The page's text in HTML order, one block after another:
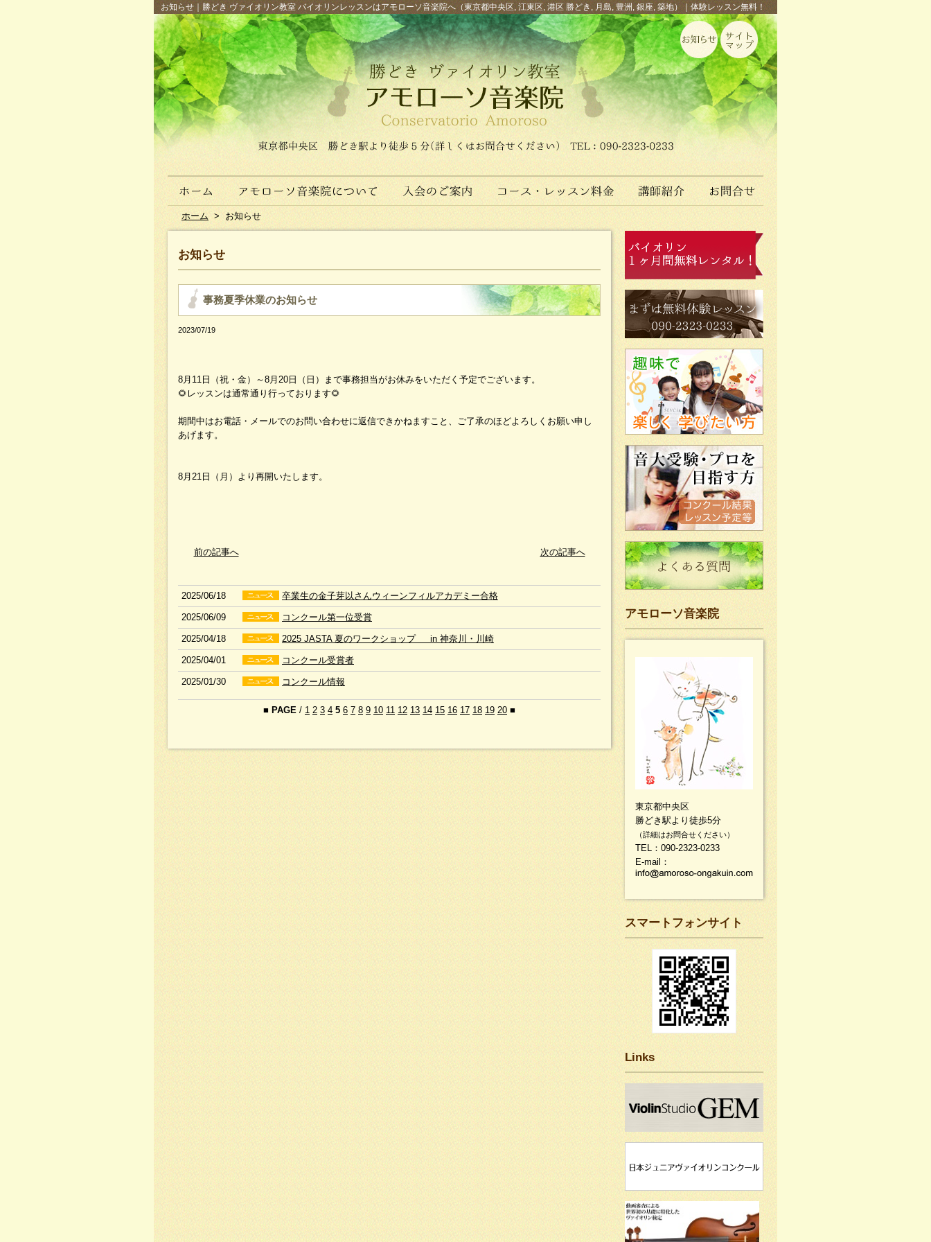
お知らせ｜勝どき ヴァイオリン教室 バイオリンレッスンはアモローソ音楽院へ（東京都中央区, 江東区, 港区 勝どき, 月島, 豊洲, 銀座, 築地）｜体験レッスン無料！
ホーム > お知らせ
お知らせ
事務夏季休業のお知らせ
2023/07/19
8月11日（祝・金）～8月20日（日）まで事務担当がお休みをいただく予定でございます。
🌻レッスンは通常通り行っております🌻
期間中はお電話・メールでのお問い合わせに返信できかねますこと、ご了承のほどよろしくお願い申し
あげます。
8月21日（月）より再開いたします。
前の記事へ 次の記事へ
2025/06/18 卒業生の金子芽以さんウィーンフィルアカデミー合格
2025/06/09 コンクール第一位受賞
2025/04/18 2025 JASTA 夏のワークショップ in 神奈川・川崎
2025/04/01 コンクール受賞者
2025/01/30 コンクール情報
■ PAGE / 1 2 3 4 5 6 7 8 9 10 11 12 13 14 15 16 17 18 19 20 ■
アモローソ音楽院
東京都中央区
勝どき駅より徒歩5分
（詳細はお問合せください）
TEL：090-2323-0233
E-mail：
スマートフォンサイト
Links